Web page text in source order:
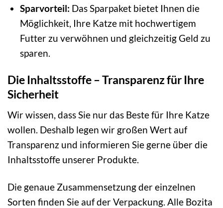
Sparvorteil: Das Sparpaket bietet Ihnen die
Möglichkeit, Ihre Katze mit hochwertigem
Futter zu verwöhnen und gleichzeitig Geld zu
sparen.
Die Inhaltsstoffe – Transparenz für Ihre
Sicherheit
Wir wissen, dass Sie nur das Beste für Ihre Katze
wollen. Deshalb legen wir großen Wert auf
Transparenz und informieren Sie gerne über die
Inhaltsstoffe unserer Produkte.
Die genaue Zusammensetzung der einzelnen
Sorten finden Sie auf der Verpackung. Alle Bozita